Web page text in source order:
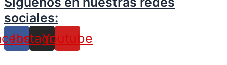
sociales:
Instagram
Youtube